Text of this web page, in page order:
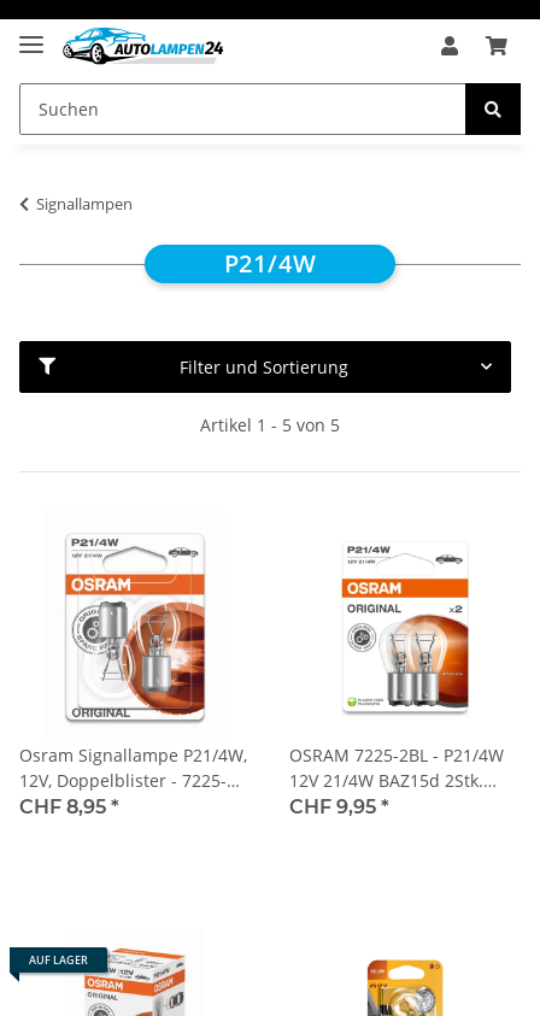
Signallampen
P21/4W
Filter und Sortierung
Artikel 1 - 5 von 5
Osram Signallampe P21/4W,
12V, Doppelblister - 7225-
02B
CHF 8,95 *
OSRAM 7225-2BL - P21/4W
12V 21/4W BAZ15d 2Stk.
Blister
CHF 9,95 *
AUF LAGER